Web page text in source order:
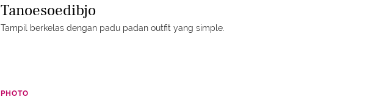
Tanoesoedibjo
Tampil berkelas dengan padu padan outfit yang simple.
PHOTO